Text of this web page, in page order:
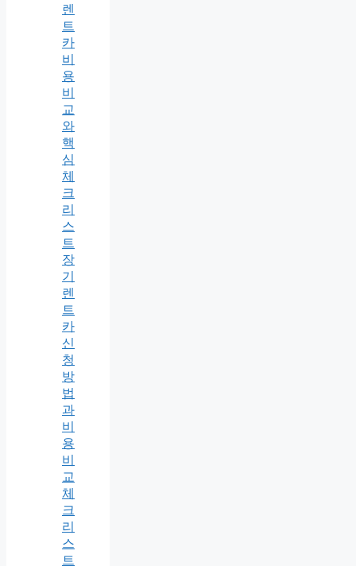
렌
트
카
비
용
비
교
와
핵
심
체
크
리
스
트
장
기
렌
트
카
신
청
방
법
과
비
용
비
교
체
크
리
스
트